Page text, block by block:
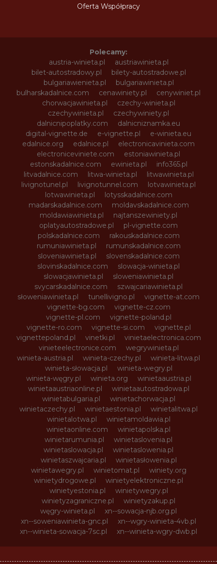
Oferta Współpracy
Polecamy:
austria-winieta.pl
austriawinieta.pl
bilet-autostradowy.pl
bilety-autostradowe.pl
bulgariawienieta.pl
bulgariawinieta.pl
bulharskadalnice.com
cenawiniety.pl
cenywiniet.pl
chorwacjawinieta.pl
czechy-winieta.pl
czechywinieta.pl
czechywiniety.pl
dalnicnipoplatky.com
dalnicniznamka.eu
digital-vignette.de
e-vignette.pl
e-winieta.eu
edalnice.org
edalnice.pl
electronicavinieta.com
electroniceviniete.com
estoniawinieta.pl
estonskadalnice.com
ewinieta.pl
info365.pl
litvadalnice.com
litwa-winieta.pl
litwawinieta.pl
livignotunel.pl
livignotunnel.com
lotvawinieta.pl
lotwawinieta.pl
lotysskadalnice.com
madarskadalnice.com
moldavskadalnice.com
moldawiawinieta.pl
najtanszewiniety.pl
oplatyautostradowe.pl
pl-vignette.com
polskadalnice.com
rakouskadalnice.com
rumuniawinieta.pl
rumunskadalnice.com
sloveniawinieta.pl
slovenskadalnice.com
slovinskadalnice.com
slowacja-winieta.pl
slowacjawinieta.pl
sloweniawinieta.pl
svycarskadalnice.com
szwajcariawinieta.pl
słoweniawinieta.pl
tunellivigno.pl
vignette-at.com
vignette-bg.com
vignette-cz.com
vignette-pl.com
vignette-poland.pl
vignette-ro.com
vignette-si.com
vignette.pl
vignettepoland.pl
vinetki.pl
vinietaelectronica.com
vinieteelectronice.com
wegrywinieta.pl
winieta-austria.pl
winieta-czechy.pl
winieta-litwa.pl
winieta-słowacja.pl
winieta-wegry.pl
winieta-węgry.pl
winieta.org
winietaaustria.pl
winietaaustriaonline.pl
winietaautostradowa.pl
winietabulgaria.pl
winietachorwacja.pl
winietaczechy.pl
winietaestonia.pl
winietalitwa.pl
winietalotwa.pl
winietamoldawia.pl
winietaonline.com
winietapolska.pl
winietarumunia.pl
winietaslovenia.pl
winietaslowacja.pl
winietaslowenia.pl
winietaszwajcaria.pl
winietasłowenia.pl
winietawegry.pl
winietomat.pl
winiety.org
winietydrogowe.pl
winietyelektroniczne.pl
winietyestonia.pl
winietywegry.pl
winietyzagraniczne.pl
winietyzakup.pl
węgry-winieta.pl
xn--sowacja-njb.org.pl
xn--soweniawinieta-gnc.pl
xn--wgry-winieta-4vb.pl
xn--winieta-sowacja-7sc.pl
xn--winieta-wgry-dwb.pl